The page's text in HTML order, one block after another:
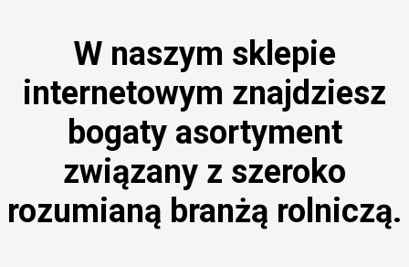
W naszym sklepie
internetowym znajdziesz
bogaty asortyment
związany z szeroko
rozumianą branżą rolniczą.